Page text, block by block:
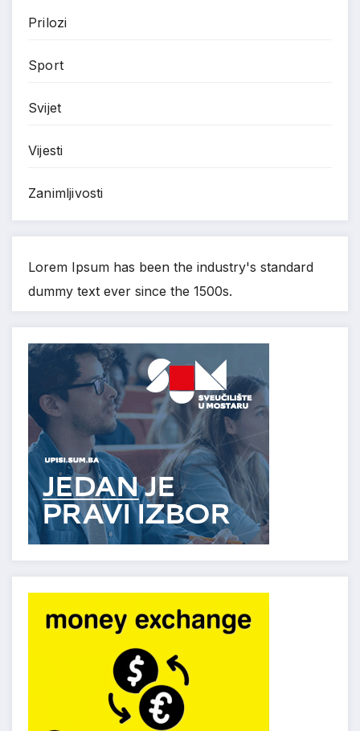
Prilozi
Sport
Svijet
Vijesti
Zanimljivosti
Lorem Ipsum has been the industry's standard
dummy text ever since the 1500s.